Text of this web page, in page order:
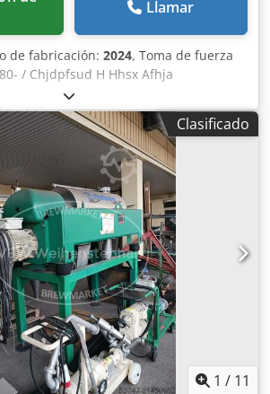
Llamar
de fabricación: 2024, Toma de fuerza
/ Chjdpfsud H Hhsx Afhja
Clasificado
1 / 11